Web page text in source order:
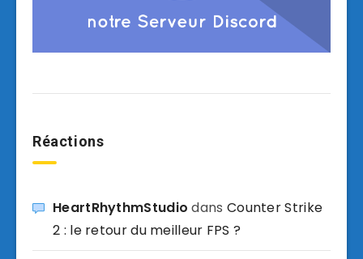
Réactions
HeartRhythmStudio dans Counter Strike
2 : le retour du meilleur FPS ?